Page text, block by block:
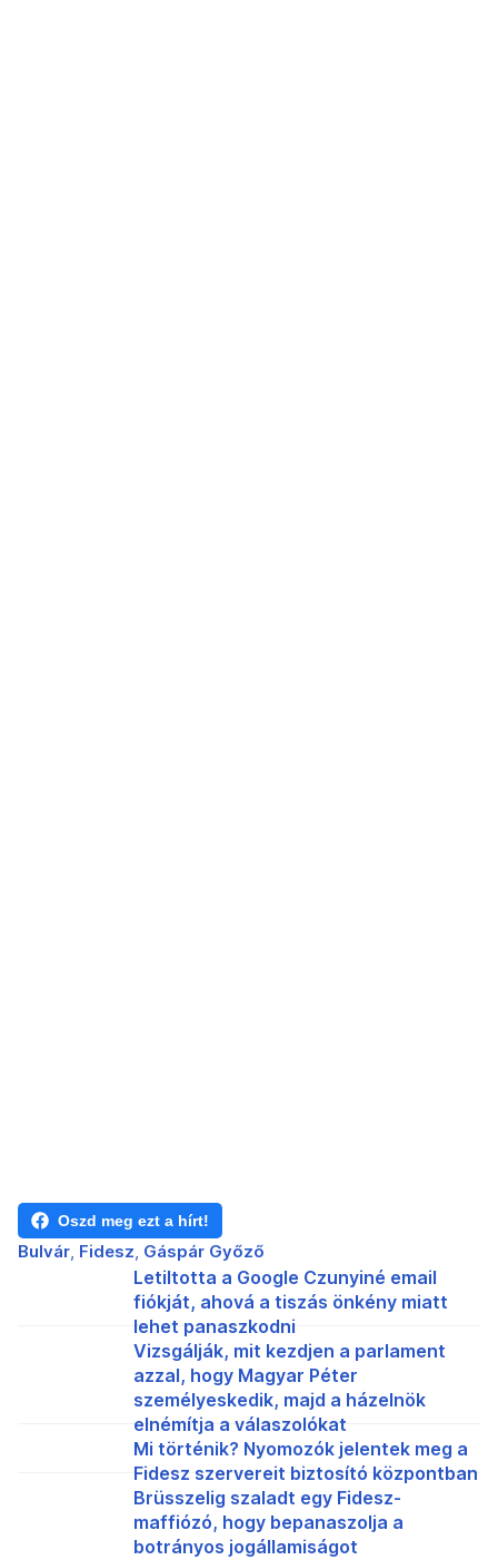
Oszd meg ezt a hírt!
Bulvár Fidesz Gáspár Győző
Letiltotta a Google Czunyiné email
fiókját, ahová a tiszás önkény miatt
lehet panaszkodni
Vizsgálják, mit kezdjen a parlament
azzal, hogy Magyar Péter
személyeskedik, majd a házelnök
elnémítja a válaszolókat
Mi történik? Nyomozók jelentek meg a
Fidesz szervereit biztosító központban
Brüsszelig szaladt egy Fidesz-
maffiózó, hogy bepanaszolja a
botrányos jogállamiságot